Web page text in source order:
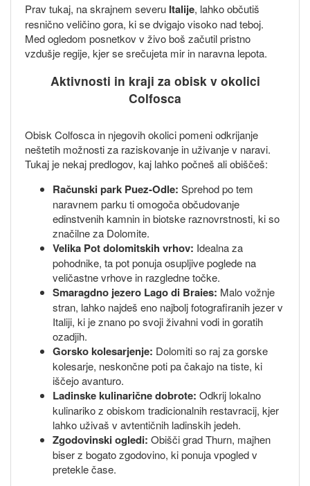
Prav tukaj, na skrajnem severu Italije, lahko občutiš
resnično veličino gora, ki se dvigajo visoko nad teboj.
Med ogledom posnetkov v živo boš začutil pristno
vzdušje regije, kjer se srečujeta mir in naravna lepota.
Aktivnosti in kraji za obisk v okolici
Colfosca
Obisk Colfosca in njegovih okolici pomeni odkrijanje
neštetih možnosti za raziskovanje in uživanje v naravi.
Tukaj je nekaj predlogov, kaj lahko počneš ali obiščeš:
Računski park Puez-Odle: Sprehod po tem
naravnem parku ti omogoča občudovanje
edinstvenih kamnin in biotske raznovrstnosti, ki so
značilne za Dolomite.
Velika Pot dolomitskih vrhov: Idealna za
pohodnike, ta pot ponuja osupljive poglede na
veličastne vrhove in razgledne točke.
Smaragdno jezero Lago di Braies: Malo vožnje
stran, lahko najdeš eno najbolj fotografiranih jezer v
Italiji, ki je znano po svoji živahni vodi in goratih
ozadjih.
Gorsko kolesarjenje: Dolomiti so raj za gorske
kolesarje, neskončne poti pa čakajo na tiste, ki
iščejo avanturo.
Ladinske kulinarične dobrote: Odkrij lokalno
kulinariko z obiskom tradicionalnih restavracij, kjer
lahko uživaš v avtentičnih ladinskih jedeh.
Zgodovinski ogledi: Obišči grad Thurn, majhen
biser z bogato zgodovino, ki ponuja vpogled v
pretekle čase.